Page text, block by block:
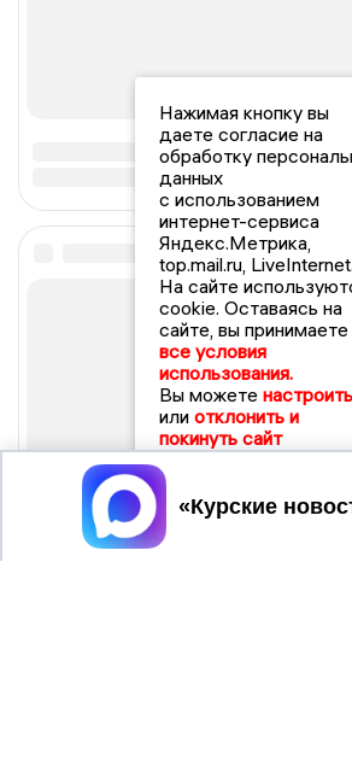
Нажимая кнопку вы
даете согласие на
обработку
данных
с использованием
интернет-сервиса
Яндекс.Метрика,
top.mail.ru, LiveInternet.
На сайте
cookie. Оставаясь на
сайте, вы принимаете
все условия
использования.
Вы можете настроить
или отклонить и
покинуть сайт
Принять